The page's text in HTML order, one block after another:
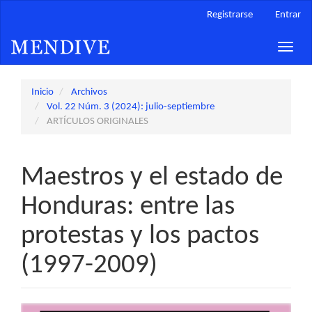
principal
Barra
Registrarse Entrar
Toggle
Inicio
Archivos
Vol. 22 Núm. 3 (2024): julio-septiembre
ARTÍCULOS ORIGINALES
Maestros y el estado de
Honduras: entre las
protestas y los pactos
(1997-2009)